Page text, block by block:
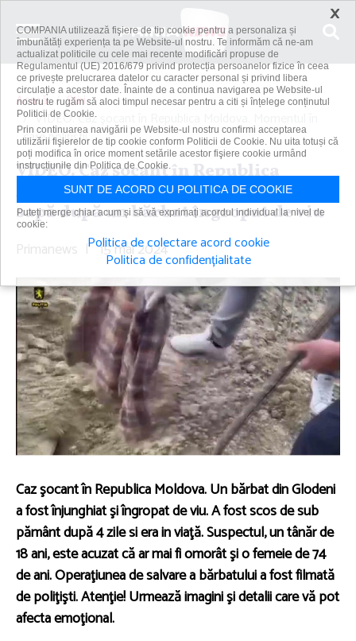
Acasă
Știri
VIDEO. Caz şocant în Republica Moldova. Momentul în
care poliţiştii...
VIDEO. Caz şocant în Republica
Moldova. Momentul în care poliţiştii
sapă după un bărbat îngropat de viu
Primanews | 15 mai 2024
Caz şocant în Republica Moldova. Un bărbat din Glodeni
a fost înjunghiat şi îngropat de viu. A fost scos de sub
pământ după 4 zile si era in viaţă. Suspectul, un tânăr de
18 ani, este acuzat că ar mai fi omorât şi o femeie de 74
de ani. Operaţiunea de salvare a bărbatului a fost filmată
de poliţişti. Atenţie! Urmează imagini şi detalii care vă pot
afecta emoţional.
×
COMPANIA utilizează fişiere de tip cookie pentru a personaliza și
îmbunătăți experiența ta pe Website-ul nostru. Te informăm că ne-am
actualizat politicile cu cele mai recente modificări propuse de
Regulamentul (UE) 2016/679 privind protecția persoanelor fizice în ceea
ce privește prelucrarea datelor cu caracter personal și privind libera
circulație a acestor date. Înainte de a continua navigarea pe Website-ul
nostru te rugăm să aloci timpul necesar pentru a citi și înțelege conținutul
Politicii de Cookie.
Prin continuarea navigării pe Website-ul nostru confirmi acceptarea
utilizării fişierelor de tip cookie conform Politicii de Cookie. Nu uita totuși că
poți modifica în orice moment setările acestor fişiere cookie urmând
instrucțiunile din Politica de Cookie.
SUNT DE ACORD CU POLITICA DE COOKIE
Puteți merge chiar acum și să vă exprimați acordul individual la nivel de
cookie:
Politica de colectare acord cookie
Politica de confidențialitate